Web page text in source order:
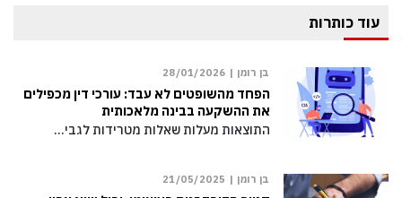
עוד כותרות
בן רומן | 28/01/2026
הפחד מהשופטים לא עבד: עורכי דין מכפילים
את ההשקעה בבינה מלאכותית
התוצאות מעלות שאלות מטרידות לגבי…
בן רומן | 21/05/2025